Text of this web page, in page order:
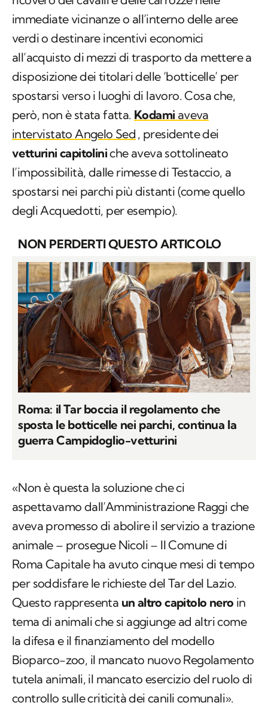
immediate vicinanze o all’interno delle aree
verdi o destinare incentivi economici
all’acquisto di mezzi di trasporto da mettere a
disposizione dei titolari delle ‘botticelle’ per
spostarsi verso i luoghi di lavoro. Cosa che,
però, non è stata fatta. Kodami aveva
intervistato Angelo Sed , presidente dei
vetturini capitoliniche aveva sottolineato
l’impossibilità, dalle rimesse di Testaccio, a
spostarsi nei parchi più distanti (come quello
degli Acquedotti, per esempio).
NON PERDERTI QUESTO ARTICOLO
Roma: il Tar boccia il regolamento che
sposta le botticelle nei parchi, continua la
guerra Campidoglio-vetturini
«Non è questa la soluzione che ci
aspettavamo dall’Amministrazione Raggi che
aveva promesso di abolire il servizio a trazione
animale – prosegue Nicoli – Il Comune di
Roma Capitale ha avuto cinque mesi di tempo
per soddisfare le richieste del Tar del Lazio.
Questo rappresenta un altro capitolo nero in
tema di animali che si aggiunge ad altri come
la difesa e il finanziamento del modello
Bioparco-zoo, il mancato nuovo Regolamento
tutela animali, il mancato esercizio del ruolo di
controllo sulle criticità dei canili comunali».